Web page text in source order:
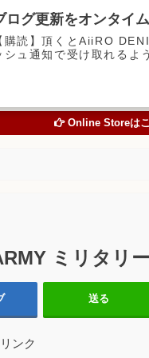
Online Storeはこ
ミリタリ
送る
ンク
ログ更新をオンタイ
購読】頂くとAiiRO
シュ通知で受け取れるよ